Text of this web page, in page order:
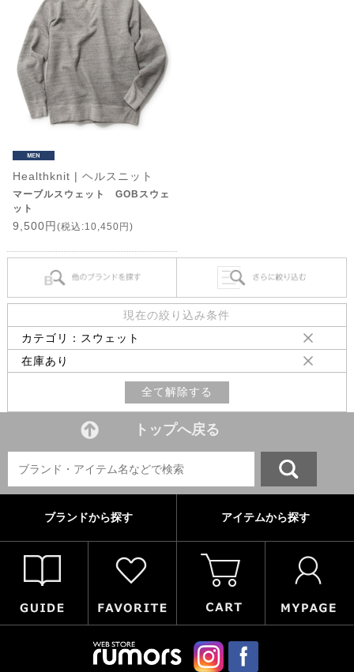
Healthknit | ヘルスニット
マーブルスウェット GOBスウェ
ット
9,500円 (税込:10,450円)
現在の絞り込み条件
カテゴリ：スウェット
在庫あり
全て解除する
トップへ戻る
ブランドから探す アイテムから探す